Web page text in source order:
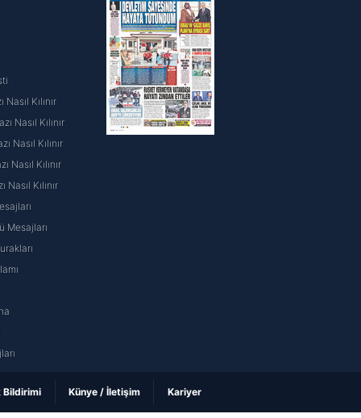
Nasıl Kılınır
Nasıl Kılınır
Nasıl Kılınır
Nasıl Kılınır
Nasıl Kılınır
Mesajları
Bildirimi Künye / İletişim Kariyer